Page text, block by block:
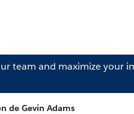
team and maximize your
de Gevin Adams